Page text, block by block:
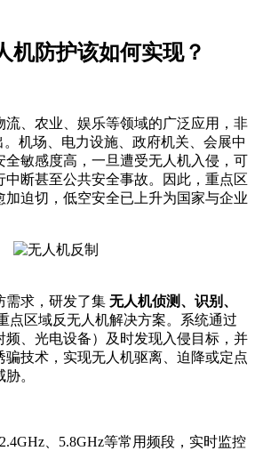
机防护该如何实现？
流、农业、娱乐等领域的广泛应用，非
。机场、电力设施、政府机关、会展中
全敏感度高，一旦遭受无人机入侵，可
中断甚至公共安全事故。因此，重点区
加迫切，低空安全已上升为国家与企业
需求，研发了集 无人机侦测、识别、
点区域反无人机解决方案。系统通过
频、光电设备）及时发现入侵目标，并
骗技术，实现无人机驱离、迫降或定点
。
2.4GHz、5.8GHz等常用频段，实时监控